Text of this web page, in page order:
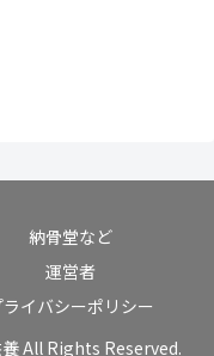
納骨堂など
運営者
ライバシーポリシー
All Rights Reserved.